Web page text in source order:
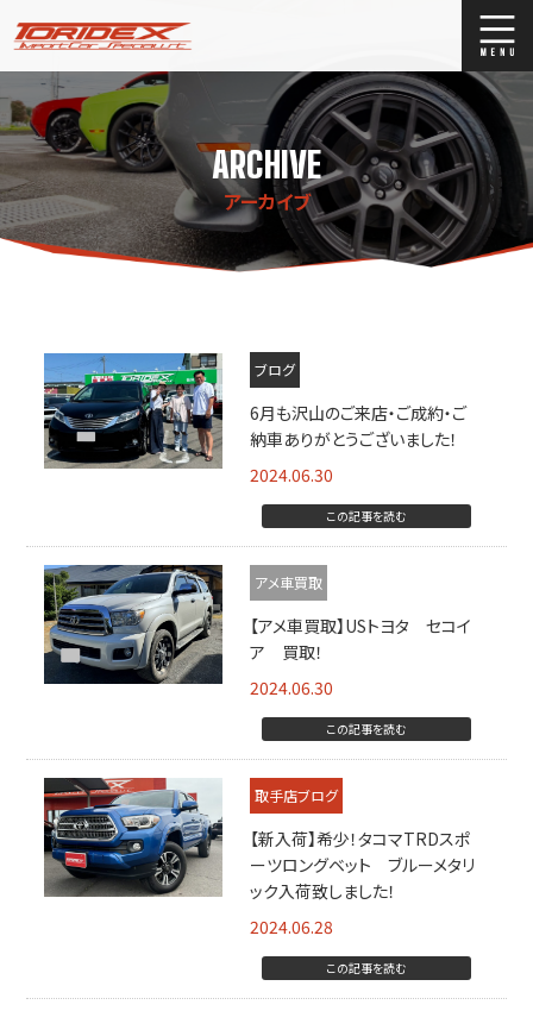
ブログ
Stock list
ストックリスト
買取
ARCHIVE
アーカイブ
ブログ
6月も沢山のご来店・ご成約・ご
納車ありがとうございました！
2024.06.30
この記事を読む
アメ車買取
【アメ車買取】USトヨタ セコイ
ア 買取！
2024.06.30
この記事を読む
取手店ブログ
【新入荷】希少！タコマTRDスポ
ーツロングベット ブルーメタリ
ック入荷致しました！
2024.06.28
この記事を読む